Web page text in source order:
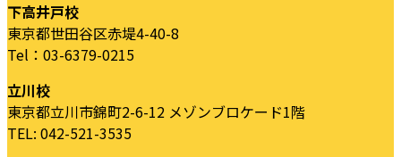
下高井戸校
東京都世田谷区赤堤4-40-8
Tel：03-6379-0215
立川校
東京都立川市錦町2-6-12 メゾンブロケード1階
TEL: 042-521-3535